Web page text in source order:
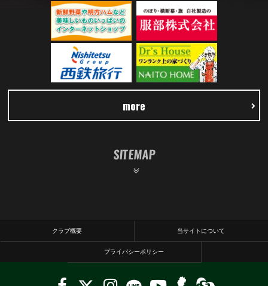
more
SITEMAP
クラブ概要 当サイトについて
プライバシーポリシー